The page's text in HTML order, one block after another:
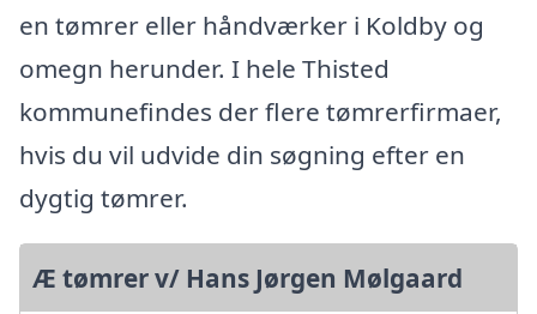
en tømrer eller håndværker i Koldby og
omegn herunder. I hele Thisted
kommunefindes der flere tømrerfirmaer,
hvis du vil udvide din søgning efter en
dygtig tømrer.
Æ tømrer v/ Hans Jørgen Mølgaard